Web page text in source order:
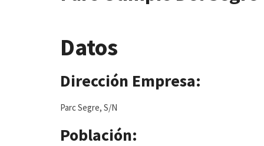
Datos
Dirección Empresa:
Parc Segre, S/N
Población: